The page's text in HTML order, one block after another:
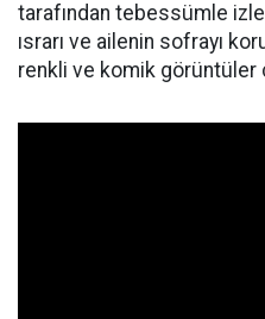
tarafından tebessümle
ısrarı ve ailenin sofrayı
renkli ve komik görüntüler